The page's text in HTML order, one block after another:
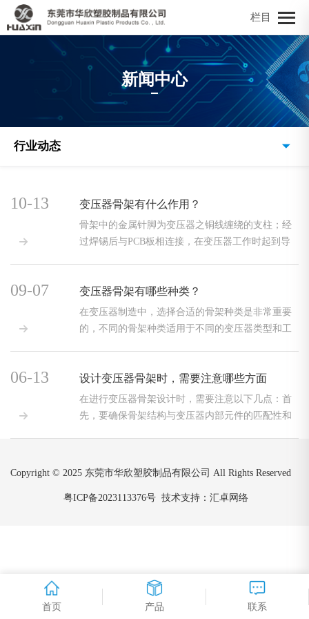
栏目
新闻中心
行业动态
10-13

变压器骨架有什么作用？
骨架中的金属针脚为变压器之铜线缠绕的支柱；经
过焊锡后与PCB板相连接，在变压器工作时起到导
09-07

变压器骨架有哪些种类？
在变压器制造中，选择合适的骨架种类是非常重要
的，不同的骨架种类适用于不同的变压器类型和工
06-13

设计变压器骨架时，需要注意哪些方面
在进行变压器骨架设计时，需要注意以下几点：首
先，要确保骨架结构与变压器内部元件的匹配性和
Copyright © 2025 东莞市华欣塑胶制品有限公司 All Rights Reserved
粤ICP备2023113376号 技术支持：汇卓网络
首页 产品 联系